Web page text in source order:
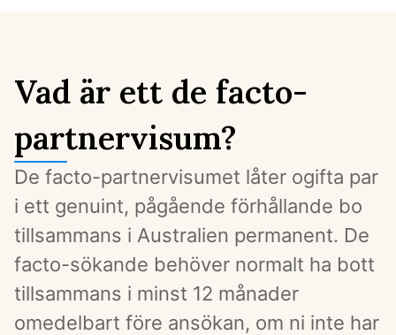
Vad är ett de facto-
partnervisum?
De facto-partnervisumet låter ogifta par
i ett genuint, pågående förhållande bo
tillsammans i Australien permanent. De
facto-sökande behöver normalt ha bott
tillsammans i minst 12 månader
omedelbart före ansökan, om ni inte har